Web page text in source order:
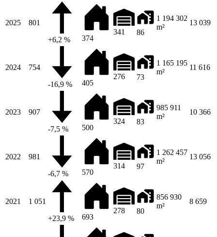
2025 801
+6,2 % 374
341 86
1 194 302
m²
13 039
2024 754
-16,9 % 405
276 73
1 165 195
m²
11 616
2023 907
-7,5 % 500
324 83
985 911
m²
10 366
2022 981
-6,7 % 570
314 97
1 262 457
m²
13 056
2021 1 051
+23,9 % 693
278 80
856 930
m²
8 659